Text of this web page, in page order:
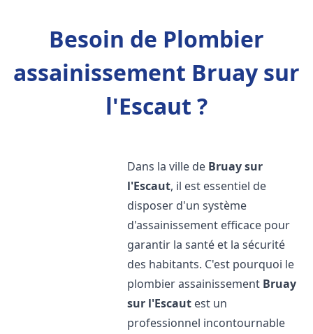
Besoin de Plombier
assainissement Bruay sur
l'Escaut ?
Dans la ville de Bruay sur
l'Escaut, il est essentiel de
disposer d'un système
d'assainissement efficace pour
garantir la santé et la sécurité
des habitants. C'est pourquoi le
plombier assainissement Bruay
sur l'Escaut est un
professionnel incontournable